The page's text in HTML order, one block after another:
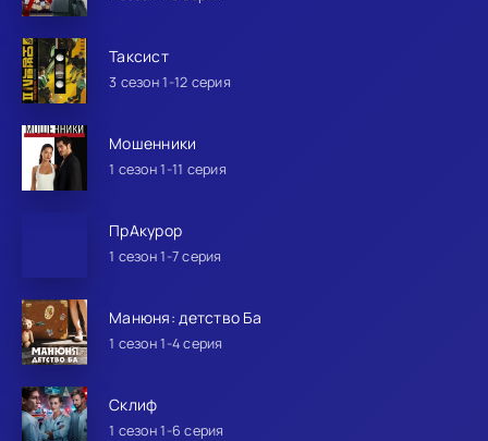
Таксист
3 сезон 1-12 серия
Мошенники
1 сезон 1-11 серия
ПрАкурор
1 сезон 1-7 серия
Манюня: детство Ба
1 сезон 1-4 серия
Склиф
1 сезон 1-6 серия